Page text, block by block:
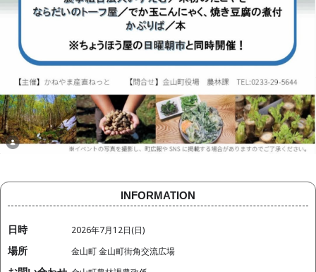
INFORMATION
日時 2026年7月12日(日)
場所 金山町 金山町街角交流広場